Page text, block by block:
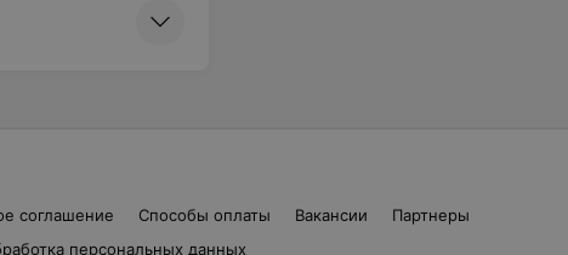
соглашение Способы оплаты Вакансии
Партнеры
персональных данных